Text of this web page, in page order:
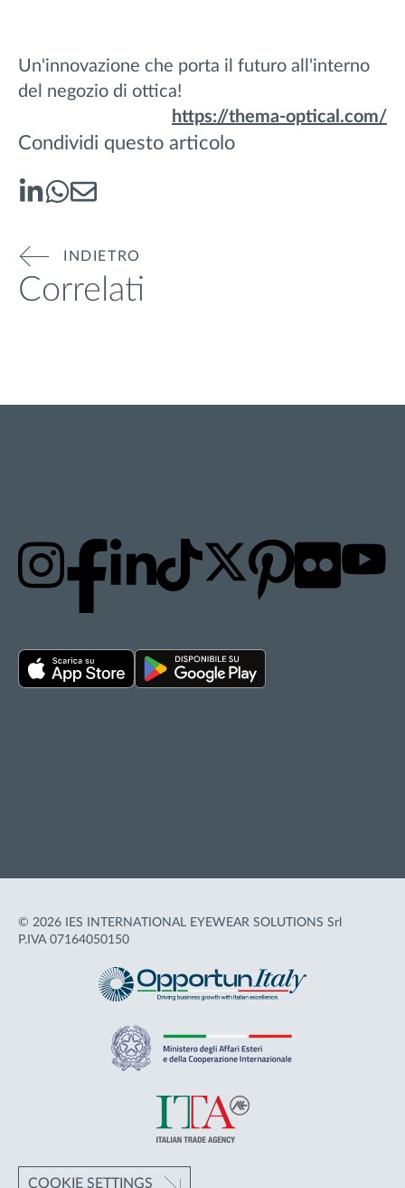
Un'innovazione che porta il futuro all'interno
del negozio di ottica!
https://thema-optical.com/
Condividi questo articolo
INDIETRO
Correlati
© 2026 IES INTERNATIONAL EYEWEAR SOLUTIONS Srl
P.IVA 07164050150
COOKIE SETTINGS